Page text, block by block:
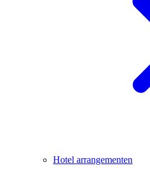
Hotel arrangementen